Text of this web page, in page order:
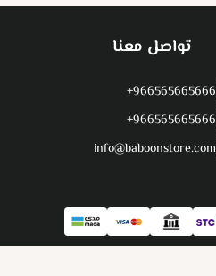
تواصل معنا
+966565665666
+966565665666
info@baboonstore.com